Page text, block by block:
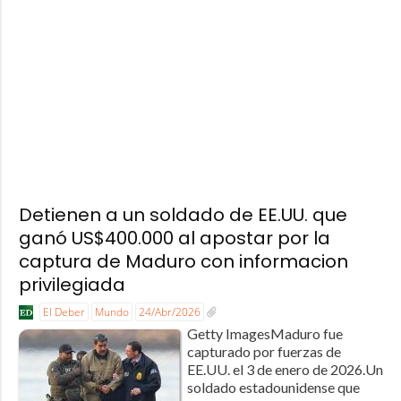
Detienen a un soldado de EE.UU. que
ganó US$400.000 al apostar por la
captura de Maduro con informacion
privilegiada
El Deber Mundo 24/Abr/2026
Getty ImagesMaduro fue
capturado por fuerzas de
EE.UU. el 3 de enero de 2026.Un
soldado estadounidense que